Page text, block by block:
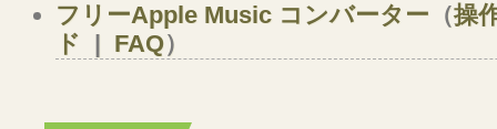
フリーApple Music コンバーター （操
ド | FAQ）